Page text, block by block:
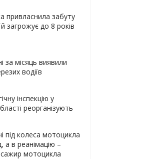
привласнила забуту
загрожує до 8 років
за місяць виявили
водіїв
інспекцію у
реорганізують
під колеса мотоцикла
а в реанімацію –
мотоцикла